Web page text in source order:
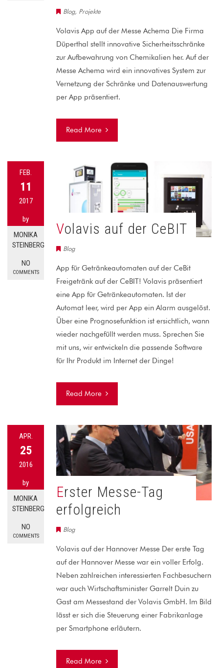
Blog, Projekte
Volavis App auf der Messe Achema Die Firma
Düperthal stellt innovative Sicherheitsschränke
zur Aufbewahrung von Chemikalien her. Auf der
Messe Achema wird ein innovatives System zur
Vernetzung der Schränke und Datenauswertung
per App präsentiert.
Read More
FEB.
11
2017
by
MONIKA
STEINBERG
NO
COMMENTS
Volavis auf der CeBIT
Blog
App für Getränkeautomaten auf der CeBit
Freigetränk auf der CeBIT! Volavis präsentiert
eine App für Getränkeautomaten. Ist der
Automat leer, wird per App ein Alarm ausgelöst.
Über eine Prognosefunktion ist ersichtlich, wann
wieder nachgefüllt werden muss. Sprechen Sie
mit uns, wir entwickeln die passende Software
für Ihr Produkt im Internet der Dinge!
Read More
APR.
25
2016
by
MONIKA
STEINBERG
NO
COMMENTS
Erster Messe-Tag
erfolgreich
Blog
Volavis auf der Hannover Messe Der erste Tag
auf der Hannover Messe war ein voller Erfolg.
Neben zahlreichen interessierten Fachbesuchern
war auch Wirtschaftsminister Garrelt Duin zu
Gast am Messestand der Volavis GmbH. Im Bild
lässt er sich die Steuerung einer Fabrikanlage
per Smartphone erläutern.
Read More